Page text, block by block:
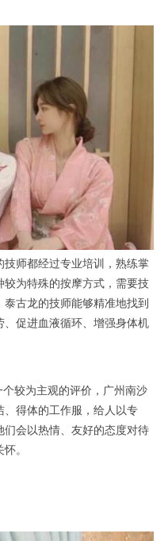
师都经过专业培训，熟练掌
为特殊的按摩方式，需要技
古龙的技师能够精准地找到
促进血液循环、增强身体机
较为主观的评价，广州南沙
得体的工作服，给人以专
会以热情、友好的态度对待
。